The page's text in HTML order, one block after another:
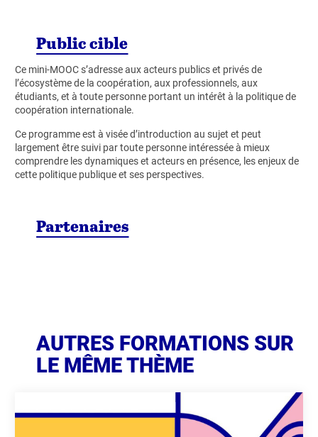
Public cible
Ce mini-MOOC s’adresse aux acteurs publics et privés de
l’écosystème de la coopération, aux professionnels, aux
étudiants, et à toute personne portant un intérêt à la politique de
coopération internationale.
Ce programme est à visée d’introduction au sujet et peut
largement être suivi par toute personne intéressée à mieux
comprendre les dynamiques et acteurs en présence, les enjeux de
cette politique publique et ses perspectives.
Partenaires
AUTRES FORMATIONS SUR
LE MÊME THÈME